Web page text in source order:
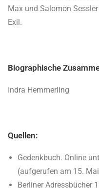
Max und Salomon
Exil.
Biographische
Indra Hemmerling
Quellen:
Gedenkbuch. Online
(aufgerufen am 15.
Berliner Adressbücher